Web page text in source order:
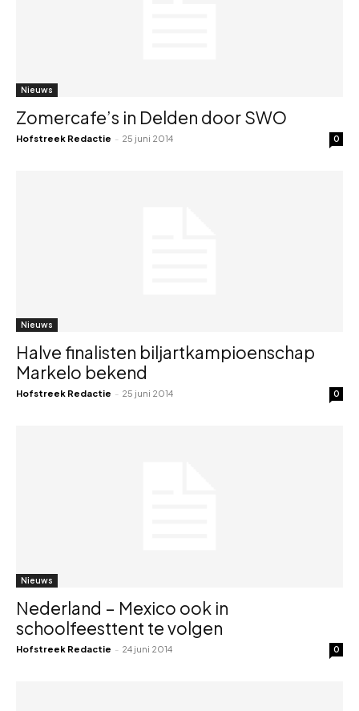
Nieuws
Zomercafe’s in Delden door SWO
Hofstreek Redactie - 25 juni 2014 0
Nieuws
Halve finalisten biljartkampioenschap
Markelo bekend
Hofstreek Redactie - 25 juni 2014 0
Nieuws
Nederland – Mexico ook in
schoolfeesttent te volgen
Hofstreek Redactie - 24 juni 2014 0